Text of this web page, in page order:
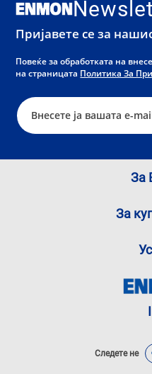
Пријавете се за
Повеќе за обработката на
на страницата Политика За
За
За
Следете не